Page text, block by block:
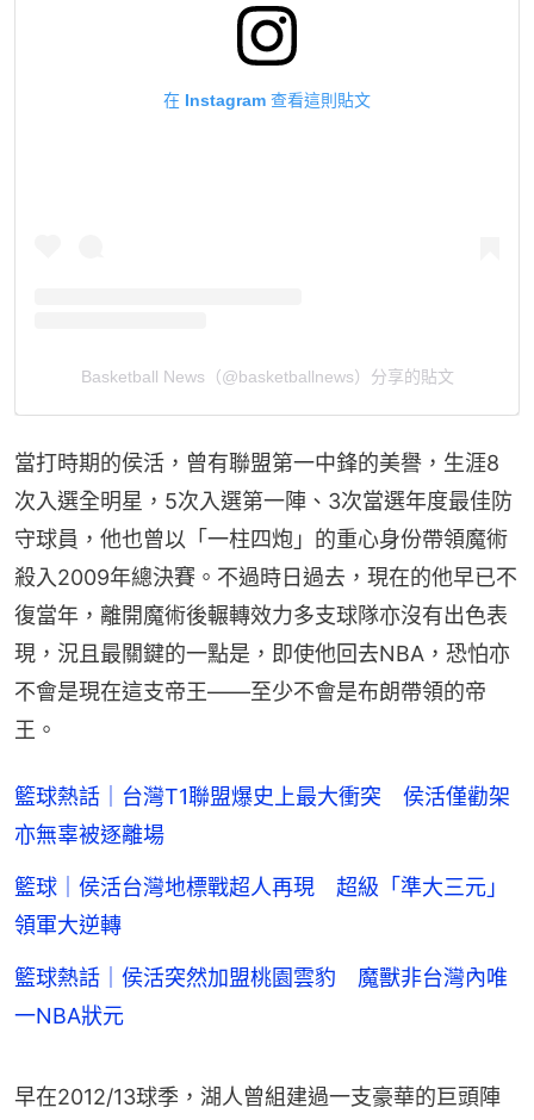
在 Instagram 查看這則貼文
Basketball News（@basketballnews）分享的貼文
當打時期的侯活，曾有聯盟第一中鋒的美譽，生涯8
次入選全明星，5次入選第一陣、3次當選年度最佳防
守球員，他也曾以「一柱四炮」的重心身份帶領魔術
殺入2009年總決賽。不過時日過去，現在的他早已不
復當年，離開魔術後輾轉效力多支球隊亦沒有出色表
現，況且最關鍵的一點是，即使他回去NBA，恐怕亦
不會是現在這支帝王——至少不會是布朗帶領的帝
王。
籃球熱話｜台灣T1聯盟爆史上最大衝突 侯活僅勸架
亦無辜被逐離場
籃球｜侯活台灣地標戰超人再現 超級「準大三元」
領軍大逆轉
籃球熱話｜侯活突然加盟桃園雲豹 魔獸非台灣內唯
一NBA狀元
早在2012/13球季，湖人曾組建過一支豪華的巨頭陣